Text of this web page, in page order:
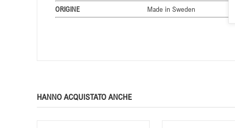
ORIGINE
Made in Sweden
HANNO ACQUISTATO ANCHE